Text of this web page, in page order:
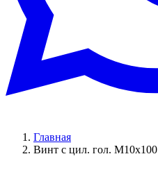
Главная
Винт с цил. гол. M10x100